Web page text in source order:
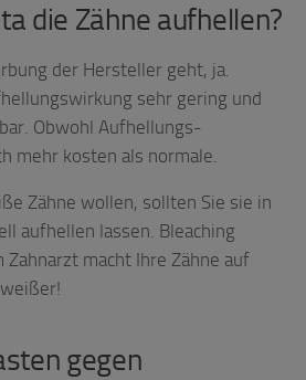
die Zähne aufhellen?
der Hersteller geht, ja.
sehr gering und
Obwohl Aufhellungs-
mehr kosten als normale.
Zähne wollen, sollten Sie sie in
aufhellen lassen. Bleaching
Zahnarzt macht Ihre Zähne auf
gegen